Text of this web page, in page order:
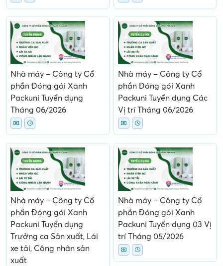
Nhà máy – Công ty Cổ
phần Đóng gói Xanh
Packuni Tuyển dụng
Tháng 06/2026
Nhà máy – Công ty Cổ
phần Đóng gói Xanh
Packuni Tuyển dụng Các
Vị trí Tháng 06/2026
Nhà máy – Công ty Cổ
phần Đóng gói Xanh
Packuni Tuyển dụng
Trưởng ca Sản xuất, Lái
xe tải, Công nhân sản
xuất
Nhà máy – Công ty Cổ
phần Đóng gói Xanh
Packuni Tuyển dụng 03 Vị
trí Tháng 05/2026